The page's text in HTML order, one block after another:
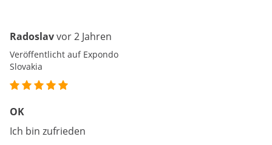
Radoslavvor 2 Jahren
Veröffentlicht auf Expondo
Slovakia
OK
Ich bin zufrieden